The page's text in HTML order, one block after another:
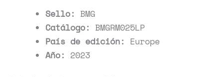
Sello: BMG
Catálogo: BMGRM025LP
País de edición: Europe
Año: 2023